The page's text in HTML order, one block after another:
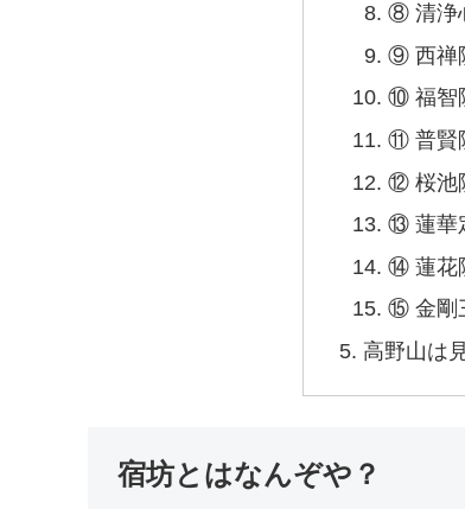
⑧ 清浄
⑨ 西禅
⑩ 福智
⑪ 普賢
⑫ 桜池
⑬ 蓮華
⑭ 蓮花
⑮ 金剛
高野山は
宿坊とはなんぞや？